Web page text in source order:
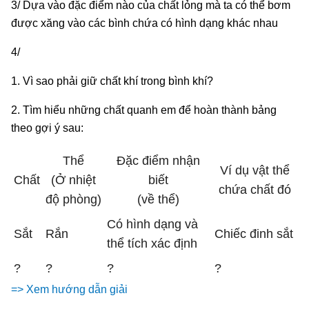
3/ Dựa vào đặc điểm nào của chất lỏng mà ta có thể bơm
được xăng vào các bình chứa có hình dạng khác nhau
4/
1. Vì sao phải giữ chất khí trong bình khí?
2. Tìm hiểu những chất quanh em để hoàn thành bảng
theo gợi ý sau:
Chất
Thể
(Ở nhiệt
độ phòng)
Đặc điểm nhận
biết
(về thể)
Ví dụ vật thể
chứa chất đó
Sắt Rắn
Có hình dạng và
thể tích xác định
Chiếc đinh sắt
? ? ? ?
=> Xem hướng dẫn giải